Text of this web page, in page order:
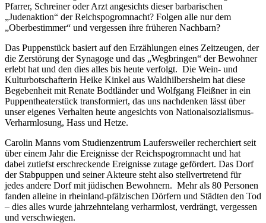
Pfarrer, Schreiner oder Arzt angesichts dieser barbarischen
„Judenaktion“ der Reichspogromnacht? Folgen alle nur dem
„Oberbestimmer“ und vergessen ihre früheren Nachbarn?
Das Puppenstück basiert auf den Erzählungen eines Zeitzeugen, der
die Zerstörung der Synagoge und das „Wegbringen“ der Bewohner
erlebt hat und den dies alles bis heute verfolgt. Die Wein- und
Kulturbotschafterin Heike Kinkel aus Waldhilbersheim hat diese
Begebenheit mit Renate Bodtländer und Wolfgang Fleißner in ein
Puppentheaterstück transformiert, das uns nachdenken lässt über
unser eigenes Verhalten heute angesichts von Nationalsozialismus-
Verharmlosung, Hass und Hetze.
Carolin Manns vom Studienzentrum Laufersweiler recherchiert seit
über einem Jahr die Ereignisse der Reichspogromnacht und hat
dabei zutiefst erschreckende Ereignisse zutage gefördert. Das Dorf
der Stabpuppen und seiner Akteure steht also stellvertretend für
jedes andere Dorf mit jüdischen Bewohnern. Mehr als 80 Personen
fanden alleine in rheinland-pfälzischen Dörfern und Städten den Tod
– dies alles wurde jahrzehntelang verharmlost, verdrängt, vergessen
und verschwiegen.